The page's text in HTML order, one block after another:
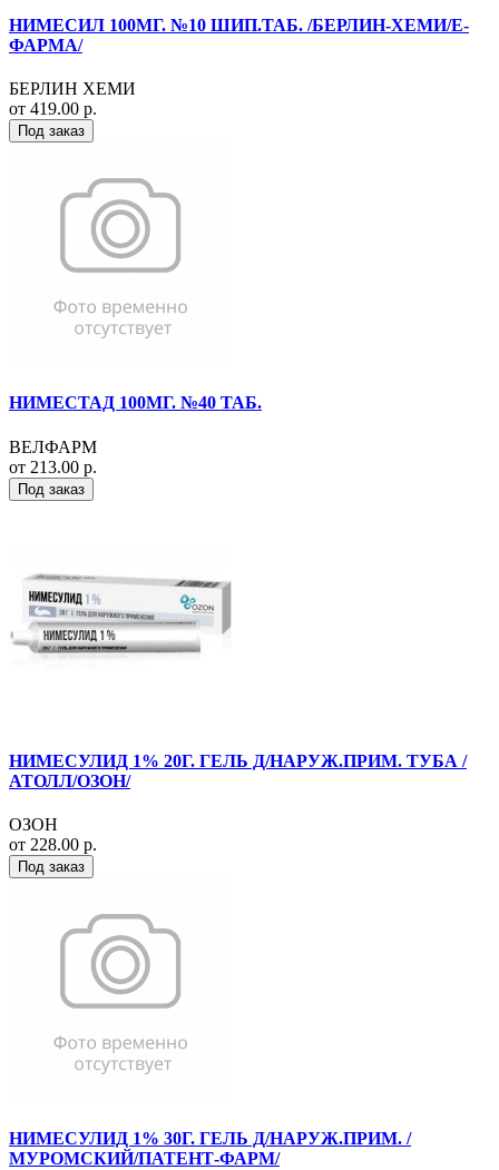
НИМЕСИЛ 100МГ. №10 ШИП.ТАБ. /БЕРЛИН-ХЕМИ/Е-
ФАРМА/
БЕРЛИН ХЕМИ
от 419.00 р.
Под заказ
НИМЕСТАД 100МГ. №40 ТАБ.
ВЕЛФАРМ
от 213.00 р.
Под заказ
НИМЕСУЛИД 1% 20Г. ГЕЛЬ Д/НАРУЖ.ПРИМ. ТУБА /
АТОЛЛ/ОЗОН/
ОЗОН
от 228.00 р.
Под заказ
НИМЕСУЛИД 1% 30Г. ГЕЛЬ Д/НАРУЖ.ПРИМ. /
МУРОМСКИЙ/ПАТЕНТ-ФАРМ/